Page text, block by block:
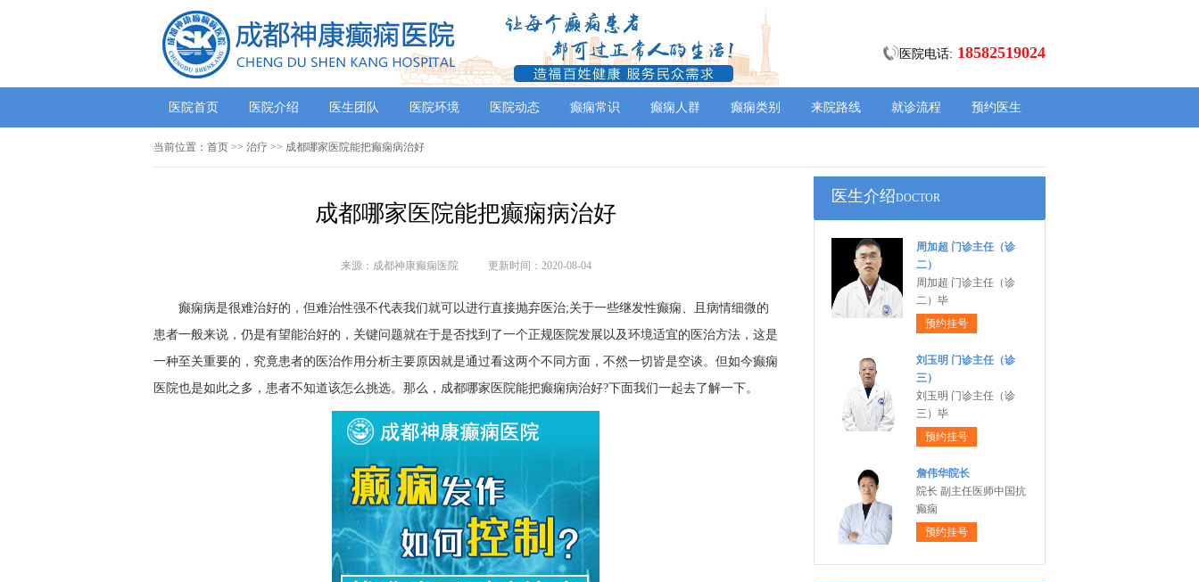
医院电话: 18582519024
医院首页 医院介绍 医生团队 医院环境 医院动态 癫痫常识 癫痫人群 癫痫类别 来院路线 就诊流程 预约医生
当前位置： 首页 >> 治疗 >> 成都哪家医院能把癫痫病治好
成都哪家医院能把癫痫病治好
来源：成都神康癫痫医院 更新时间：2020-08-04
癫痫病是很难治好的，但难治性强不代表我们就可以进行直接抛弃医治;关于一些继发性癫痫、且病情细微的
患者一般来说，仍是有望能治好的，关键问题就在于是否找到了一个正规医院发展以及环境适宜的医治方法，这是
一种至关重要的，究竟患者的医治作用分析主要原因就是通过看这两个不同方面，不然一切皆是空谈。但如今癫痫
医院也是如此之多，患者不知道该怎么挑选。那么，成都哪家医院能把癫痫病治好?下面我们一起去了解一下。
医生介绍DOCTOR
周加超 门诊主任（诊
二）
周加超 门诊主任（诊
二）毕
预约挂号
刘玉明 门诊主任（诊
三）
刘玉明 门诊主任（诊
三）毕
预约挂号
詹伟华院长
院长 副主任医师中国抗
癫痫
预约挂号